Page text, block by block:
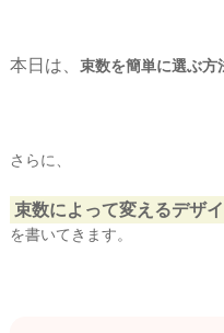
本日は、 束数を簡単に選ぶ方
さらに、
束数によって変えるデザ
を書いてきます。